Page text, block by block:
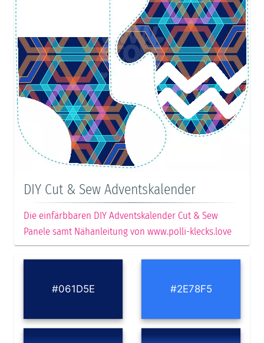
DIY Cut & Sew Adventskalender
Die einfärbbaren DIY Adventskalender Cut & Sew
Panele samt Nähanleitung von www.polli-klecks.love
#061D5E #2E78F5